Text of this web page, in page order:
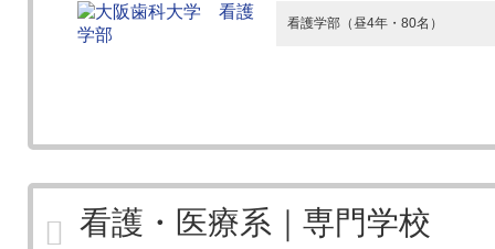
看護学部（昼4年・80名）
看護・医療系｜専門学校